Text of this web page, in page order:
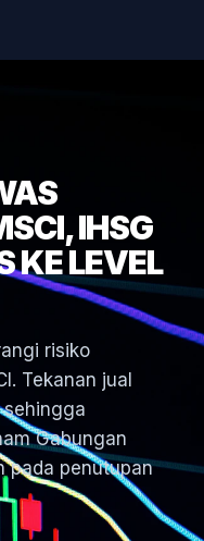
IHSG
KE LEVEL
risiko
Tekanan jual
Gabungan
pada penutupan